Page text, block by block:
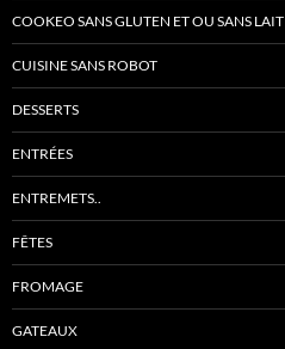
COOKEO SANS GLUTEN ET OU SANS LAIT
CUISINE SANS ROBOT
DESSERTS
ENTRÉES
ENTREMETS..
FÊTES
FROMAGE
GATEAUX